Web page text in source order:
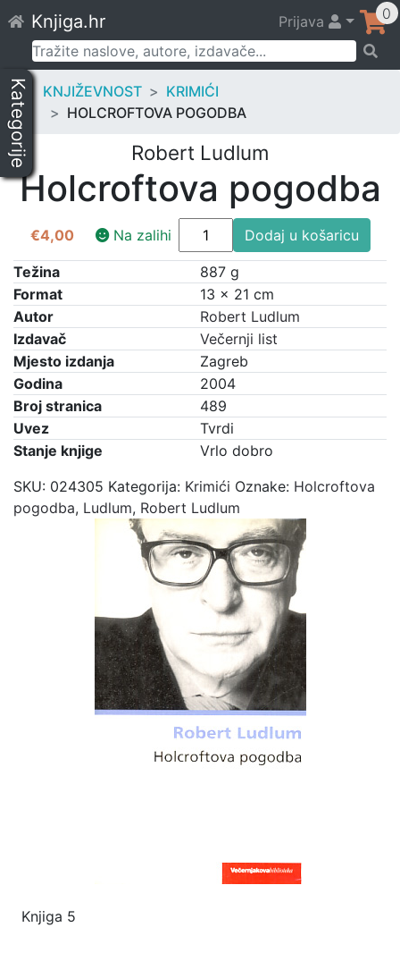
to
content
Knjiga.hr Prijava 0
Pretraži:
Kategorije KNJIŽEVNOST
KRIMIĆI
HOLCROFTOVA POGODBA
Robert Ludlum
Holcroftova pogodba
€4,00 Na zalihi
Holcroftova
pogodba
količina
Dodaj u košaricu
Težina
887 g
Format
13 × 21 cm
Autor
Robert Ludlum
Izdavač
Večernji list
Mjesto izdanja
Zagreb
Godina
2004
Broj stranica
489
Uvez
Tvrdi
Stanje knjige
Vrlo dobro
SKU: 024305 Kategorija: Krimići Oznake: Holcroftova
pogodba, Ludlum, Robert Ludlum
Knjiga 5